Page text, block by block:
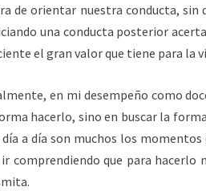
de orientar nuestra conducta, sin
una conducta posterior
el gran valor que tiene para la
en mi desempeño como
hacerlo, sino en buscar la
día a día son muchos los
ir comprendiendo que para